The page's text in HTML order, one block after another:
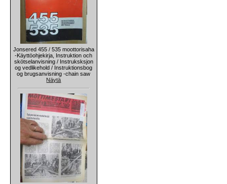
Jonsered 455 / 535 moottorisaha
-Käyttöohjekirja, Instruktion och
skötselanvisning / Instruksksjon
og vedlikehold / Instruktionsbog
og brugsanvisning -chain saw
Näytä